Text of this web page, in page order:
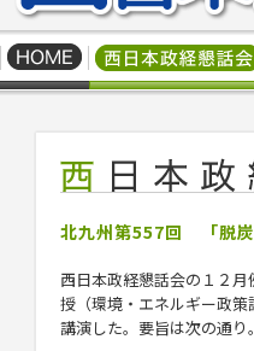
北九州第557回 「脱
西日本政経懇話会の１２
授（環境・エネルギー政
講演した。要旨は次の通り。